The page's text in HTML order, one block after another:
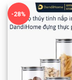
-28%